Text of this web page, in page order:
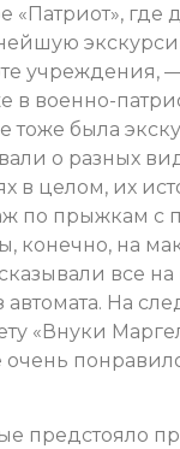
«Патриот», где
учреждения,
в военно-
тоже была
о разных
в целом, их
по прыжкам с
конечно, на
все
автомата. На
«Внуки
очень
предстояло